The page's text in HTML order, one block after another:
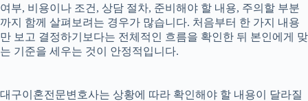
여부, 비용이나 조건, 상담 절차, 준비해야 할 내용, 주의할 부분
까지 함께 살펴보려는 경우가 많습니다. 처음부터 한 가지 내용
만 보고 결정하기보다는 전체적인 흐름을 확인한 뒤 본인에게 맞
는 기준을 세우는 것이 안정적입니다.
대구이혼전문변호사는 상황에 따라 확인해야 할 내용이 달라질